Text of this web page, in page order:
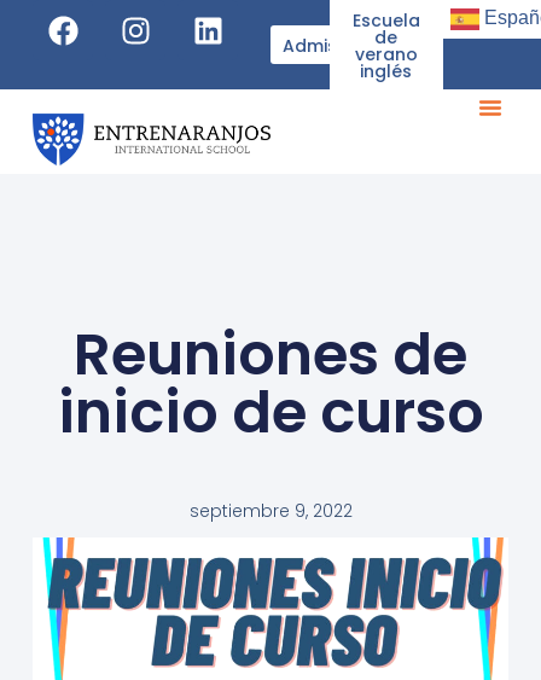
Admisiones
Escuela
de
verano
inglés
Reuniones de
inicio de curso
septiembre 9, 2022